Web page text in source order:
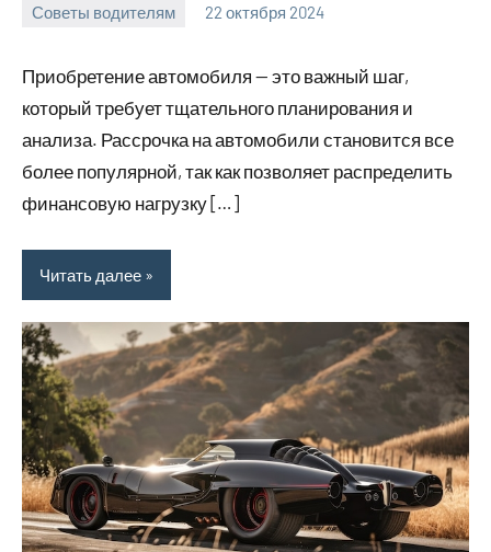
Советы водителям 22 октября 2024
Приобретение автомобиля — это важный шаг,
который требует тщательного планирования и
анализа. Рассрочка на автомобили становится все
более популярной, так как позволяет распределить
финансовую нагрузку […]
Читать далее